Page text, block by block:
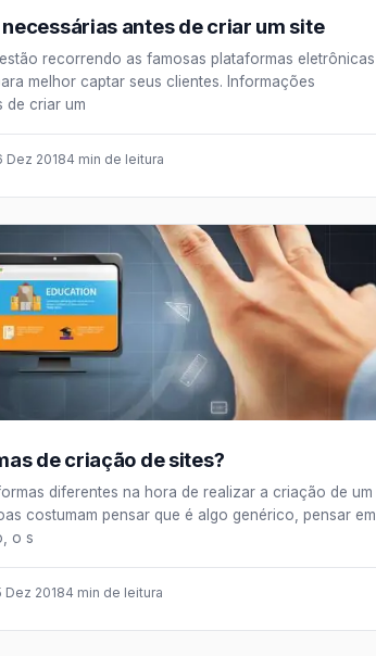
antes de criar um site
recorrendo as famosas plataformas eletrônicas
melhor captar seus clientes. Informações
de criar um
Dez 20184 min de leitura
de criação de sites?
diferentes na hora de realizar a criação de um
costumam pensar que é algo genérico, pensar em
o s
Dez 20184 min de leitura